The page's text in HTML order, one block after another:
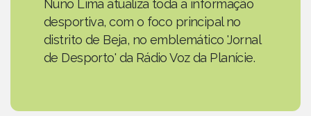
Nuno Lima atualiza toda a informação
desportiva, com o foco principal no
distrito de Beja, no emblemático 'Jornal
de Desporto' da Rádio Voz da Planície.